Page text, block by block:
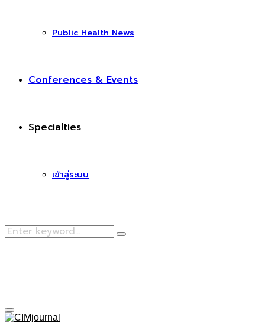
Public Health News
Conferences & Events
Specialties
เข้าสู่ระบบ
Search
Search
Primary